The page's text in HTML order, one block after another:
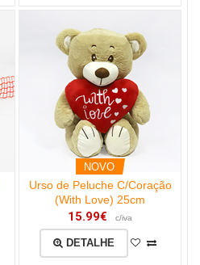
NOVO
Urso de Peluche C/Coração
(With Love) 25cm
15.99€ c/iva
DETALHE